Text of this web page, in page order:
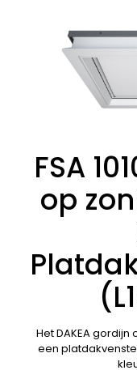
FSA
op
Het DAKEA gordijn
een